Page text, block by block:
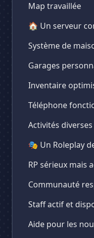
Map travaillée
🏠 Un serveur
Système de
Garages
Inventaire
Téléphone
Activités diverses
🎭 Un Roleplay
RP sérieux mais
Communauté
Staff actif et
Aide pour les